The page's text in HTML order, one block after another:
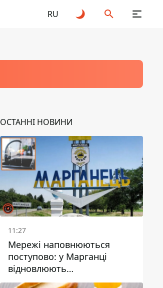
RU
ОСТАННІ НОВИНИ
11:27
Мережі наповнюються
поступово: у Марганці
відновлюють
водопостачання